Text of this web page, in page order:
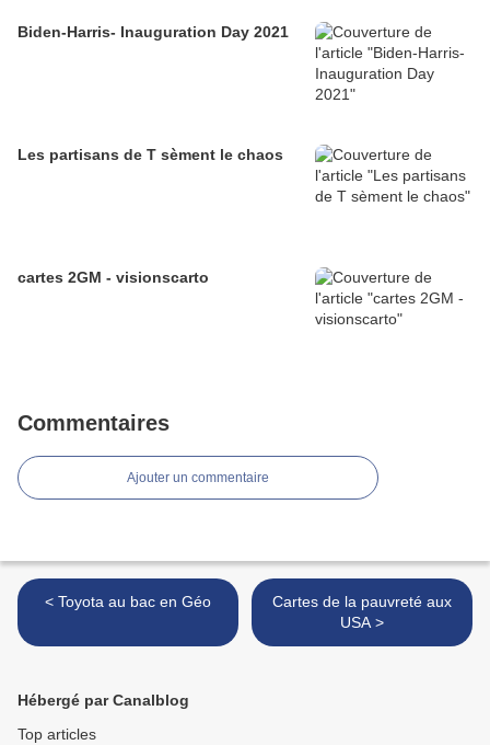
Biden-Harris- Inauguration Day 2021
Les partisans de T sèment le chaos
cartes 2GM - visionscarto
Commentaires
Ajouter un commentaire
< Toyota au bac en Géo
Cartes de la pauvreté aux
USA >
Hébergé par Canalblog
Top articles